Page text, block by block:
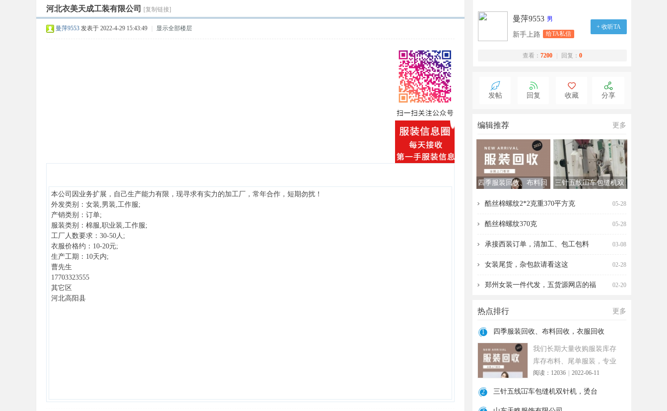
装
河北衣美天成工装有限公司 [复制链接]
曼萍9553 发表于 2022-4-29 15:43:49 显示全部楼层
本公司因业务扩展，自己生产能力有限，现寻求有实力的加工厂，常年合作，短期勿扰！
外发类别：女装,男装,工作服;
产销类别：订单;
服装类别：棉服,职业装,工作服;
工厂人数要求：30-50人;
衣服价格约：10-20元;
生产工期：10天内;
曹先生
17703323555
其它区
河北高阳县
曼萍9553 男
新手上路 给TA私信
+ 收听TA
查看： 7200 回复： 0
发帖 回复 收藏 分享
编辑推荐 更多
四季服装回收、布料回
三针五线冚车包缝机双
酷丝棉螺纹2*2克重370平方克
05-28
酷丝棉螺纹370克 05-28
承接西装订单，清加工、包工包料 03-08
女装尾货，杂包款请看这这 02-28
郑州女装一件代发，五货源网店的福 02-20
热点排行 更多
1 四季服装回收、布料回收，衣服回收
我们长期大量收购服装库存
库存布料、尾单服装，专业
诚信共赢， 实力雄厚 ！ 长期
面向
阅读：12036 2022-06-11
2 三针五线冚车包缝机双针机，烫台